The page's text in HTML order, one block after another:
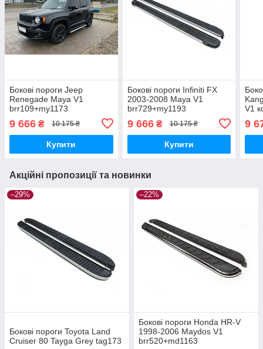
Бокові пороги Jeep
Renegade Maya V1
brr109+my1173
9 666 ₴ 10 175 ₴
Купити
Бокові пороги Infiniti FX
2003-2008 Maya V1
brr729+my1193
9 666₴ 10 175 ₴
Купити
V1
9
Акційні пропозиції та новинки
–29%
Бокові пороги Toyota Land
Cruiser 80 Tayga Grey tag173
–22%
Бокові пороги Honda HR-V
1998-2006 Maydos V1
brr520+md1163